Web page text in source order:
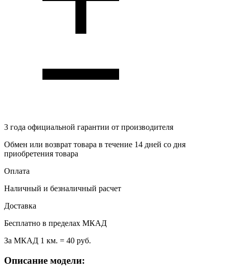
3 года официальной гарантии от производителя
Обмен или возврат товара в течение 14 дней со дня
приобретения товара
Оплата
Наличный и безналичный расчет
Доставка
Бесплатно в пределах МКАД
За МКАД 1 км. = 40 руб.
Описание модели: